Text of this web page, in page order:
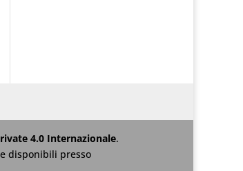
4.0 Internazionale.
disponibili presso